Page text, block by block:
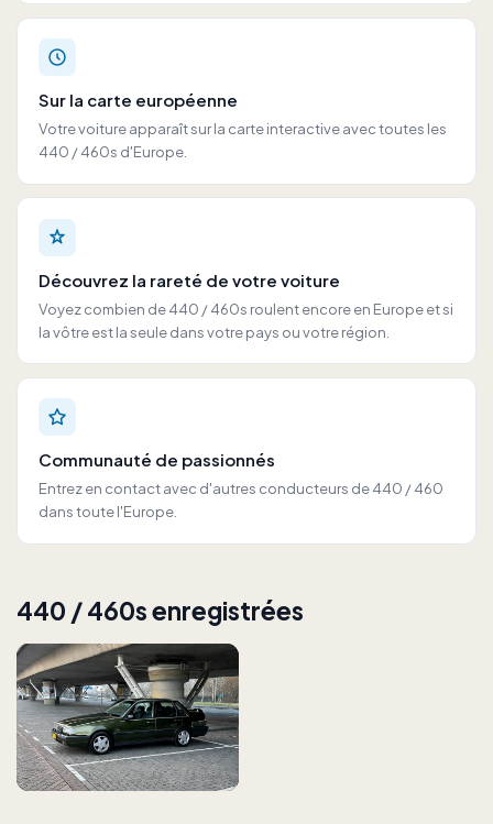
Sur la carte européenne
Votre voiture apparaît sur la carte interactive avec toutes les
440 / 460s d'Europe.
Découvrez la rareté de votre voiture
Voyez combien de 440 / 460s roulent encore en Europe et si
la vôtre est la seule dans votre pays ou votre région.
Communauté de passionnés
Entrez en contact avec d'autres conducteurs de 440 / 460
dans toute l'Europe.
440 / 460s enregistrées